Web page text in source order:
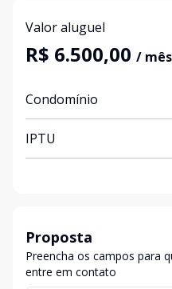
Valor aluguel
R$ 6.500,00 / mês
Condomínio
IPTU
Proposta
Preencha os campos para
entre em contato